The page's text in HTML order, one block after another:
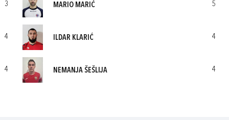
3 MARIO MARIĆ 5
4 ILDAR KLARIĆ 4
4 NEMANJA ŠEŠLIJA 4